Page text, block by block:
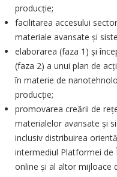
producţie;
facilitarea accesului
materiale avansate şi
elaborarea (faza 1) şi
(faza 2) a unui plan de
în materie de
producţie;
promovarea creării de
materialelor avansate şi
inclusiv distribuirea
intermediul Platformei de
online şi al altor mijloace